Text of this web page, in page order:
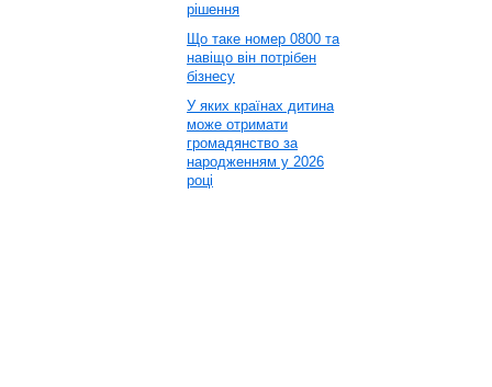
рішення
Що таке номер 0800 та
навіщо він потрібен
бізнесу
У яких країнах дитина
може отримати
громадянство за
народженням у 2026
році